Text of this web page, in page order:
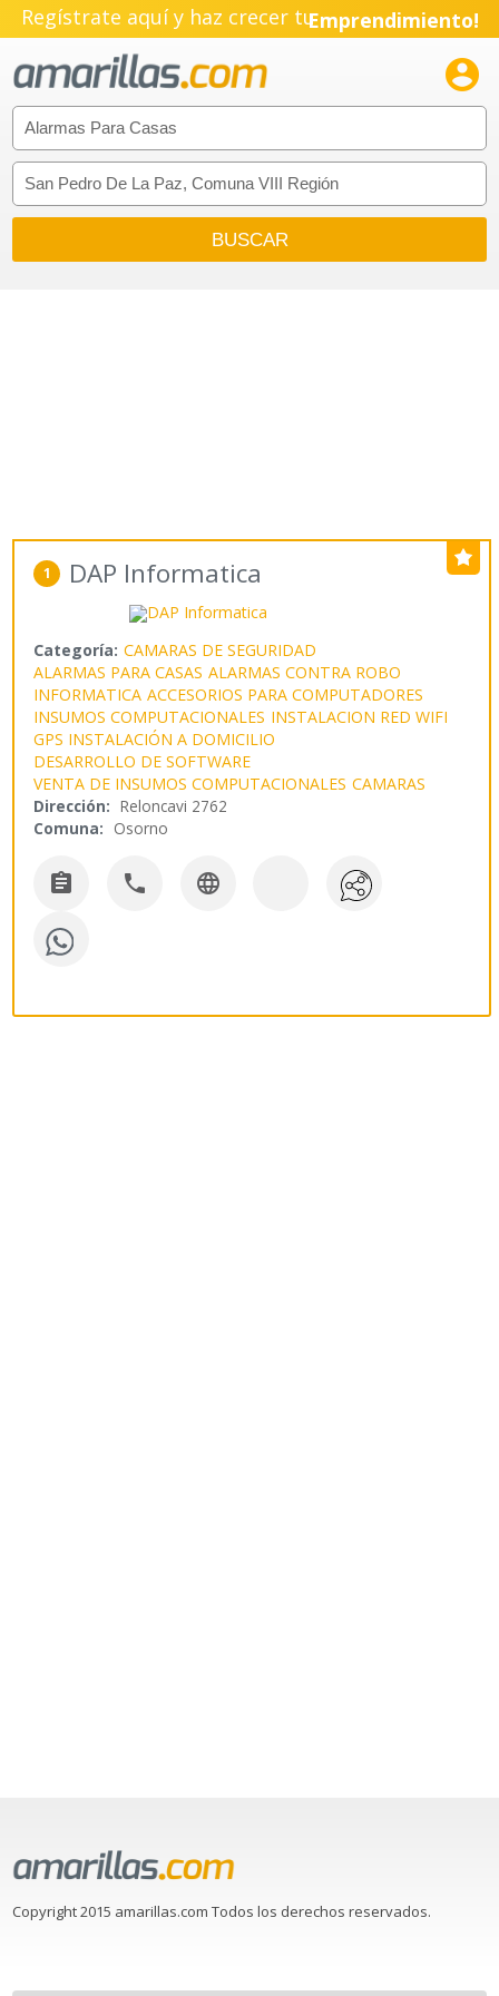
Regístrate aquí y haz crecer tuEmprendimiento!

1 DAP Informatica
Categoría: CAMARAS DE SEGURIDAD
ALARMAS PARA CASAS ALARMAS CONTRA ROBO
INFORMATICA ACCESORIOS PARA COMPUTADORES
INSUMOS COMPUTACIONALES INSTALACION RED WIFI
GPS INSTALACIÓN A DOMICILIO
DESARROLLO DE SOFTWARE
VENTA DE INSUMOS COMPUTACIONALES CAMARAS
Dirección: Reloncavi 2762
Comuna: Osorno
  
Copyright 2015 amarillas.com Todos los derechos reservados.